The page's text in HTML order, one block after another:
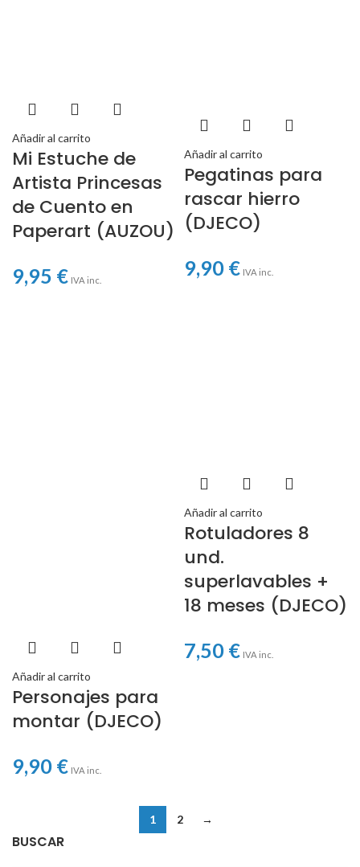
BUSCAR
Añadir al carrito
Mi Estuche de
Artista Princesas
de Cuento en
Paperart (AUZOU)
9,95 € IVA inc.
Añadir al carrito
Pegatinas para
rascar hierro
(DJECO)
9,90 € IVA inc.
Añadir al carrito
Personajes para
montar (DJECO)
9,90 € IVA inc.
Añadir al carrito
Rotuladores 8
und.
superlavables +
18 meses (DJECO)
7,50 € IVA inc.
1 2 →